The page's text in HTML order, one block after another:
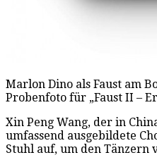
Marlon Dino als Faust am
Probenfoto für „Faust II –
Xin Peng Wang, der in
umfassend ausgebildete
Stuhl auf, um den Tänzern